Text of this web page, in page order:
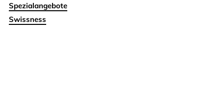
Spezialangebote
Swissness